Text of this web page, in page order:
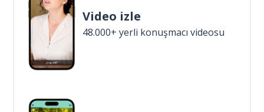
Video izle
48.000+ yerli konuşmacı videosu